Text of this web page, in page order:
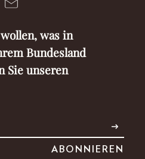
was in
Bundesland
Sie unseren